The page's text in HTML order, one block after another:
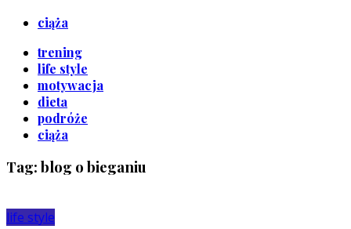
ciąża
trening
life style
motywacja
dieta
podróże
ciąża
Tag: blog o bieganiu
life style